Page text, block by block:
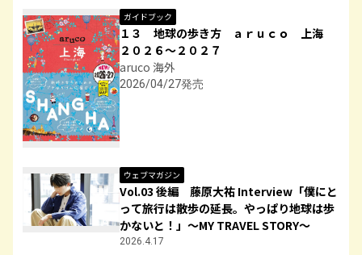
ガイドブック
１３ 地球の歩き方 ａｒｕｃｏ 上海
２０２６～２０２７
aruco 海外
2026/04/27発売
ウェブマガジン
Vol.03 後編 藤原大祐 Interview「僕にと
って旅行は散歩の延長。やっぱり地球は歩
かないと！」～MY TRAVEL STORY～
2026.4.17